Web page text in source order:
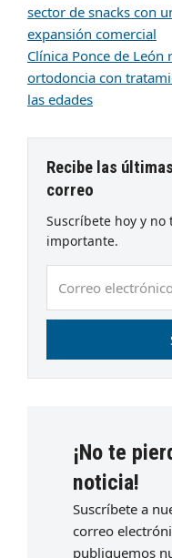
sector de snacks con
expansión comercial
Clínica Ponce de León
ortodoncia con
las edades
Recibe las
correo
Suscríbete hoy y
importante.
electrónico
¡No te
noticia!
Suscríbete a
correo
publiquemos